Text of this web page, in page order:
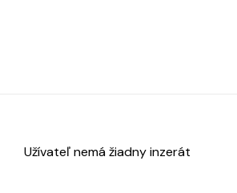
Užívateľ nemá žiadny inzerát